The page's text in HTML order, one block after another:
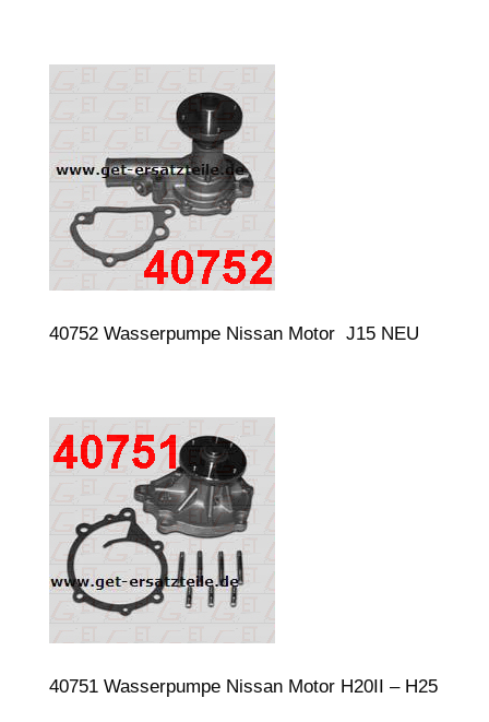
40752 Wasserpumpe Nissan Motor J15 NEU
40751 Wasserpumpe Nissan Motor H20II – H25